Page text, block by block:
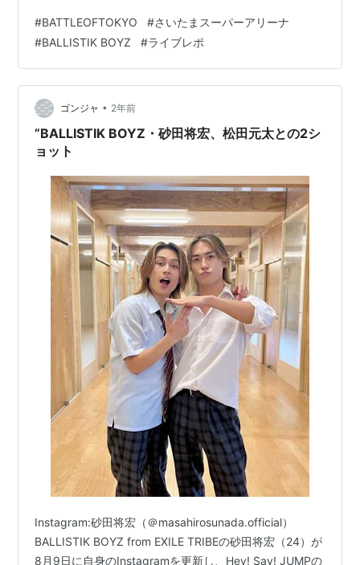
#BATTLEOFTOKYO #さいたまスーパーアリーナ
#BALLISTIK BOYZ #ライブレポ
ゴンジャ • 2年前
”BALLISTIK BOYZ・砂田将宏、松田元太との2シ
ョット
Instagram:砂田将宏（＠masahirosunada.official）
BALLISTIK BOYZ from EXILE TRIBEの砂田将宏（24）が
8月9日に自身のInstagramを更新し、Hey! Say! JUMPの